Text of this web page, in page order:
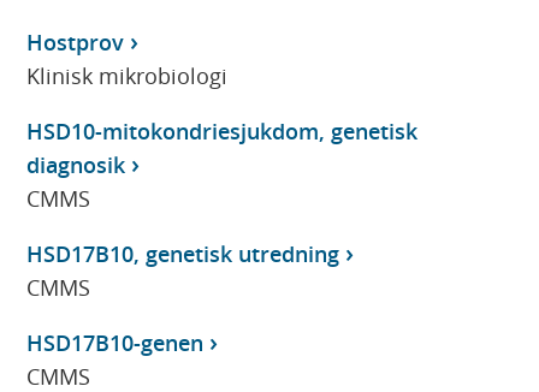
Hostprov
Klinisk mikrobiologi
HSD10-mitokondriesjukdom, genetisk
diagnosik
CMMS
HSD17B10, genetisk utredning
CMMS
HSD17B10-genen
CMMS